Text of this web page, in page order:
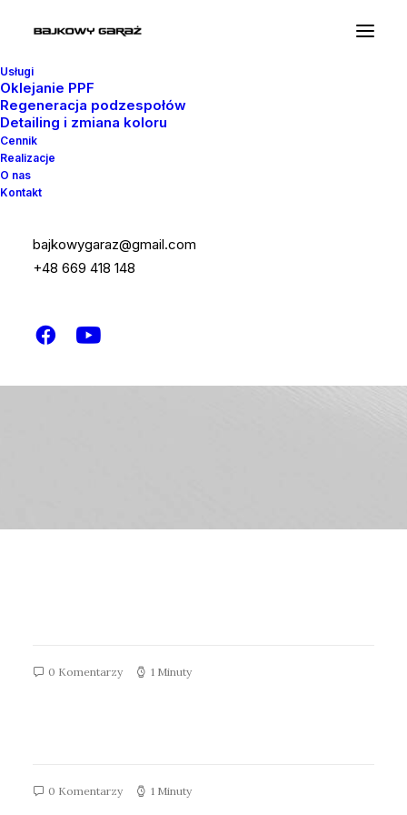
Usługi
Oklejanie PPF
Regeneracja podzespołów
Detailing i zmiana koloru
Cennik
Realizacje
O nas
Kontakt
bajkowygaraz@gmail.com
+48 669 418 148
Krzysztof Skorupski
0 Komentarzy 1 Minuty
0 Komentarzy 1 Minuty